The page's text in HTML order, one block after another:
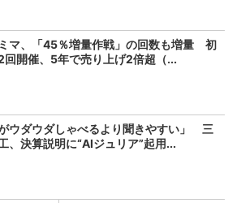
マ、「45％増量作戦」の回数も増量 初
回開催、5年で売り上げ2倍超（...
がウダウダしゃべるより聞きやすい」 三
、決算説明に“AIジュリア”起用...